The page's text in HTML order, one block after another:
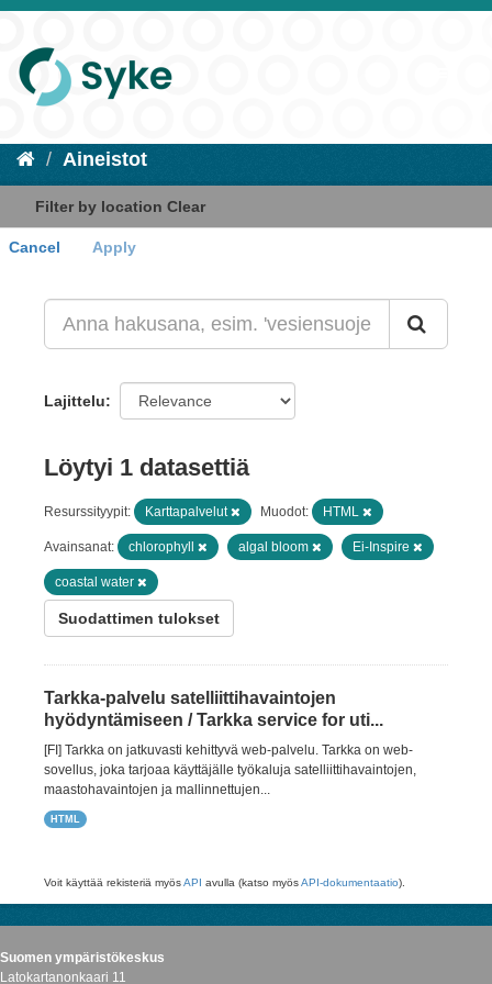
Aineistot
Filter by location Clear
+
Cancel Apply
Lajittelu
Löytyi 1 datasettiä
Resurssityypit: Karttapalvelut Muodot: HTML
Avainsanat: chlorophyll algal bloom Ei-Inspire
coastal water
Suodattimen tulokset
Tarkka-palvelu satelliittihavaintojen
hyödyntämiseen / Tarkka service for uti...
[FI] Tarkka on jatkuvasti kehittyvä web-palvelu. Tarkka on web-
sovellus, joka tarjoaa käyttäjälle työkaluja satelliittihavaintojen,
maastohavaintojen ja mallinnettujen...
HTML
Voit käyttää rekisteriä myösAPI avulla (katso myösAPI-dokumentaatio).
Suomen ympäristökeskus
Latokartanonkaari 11